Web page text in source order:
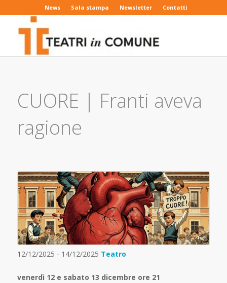
News Sala stampa Newsletter Contatti
CUORE | Franti aveva
ragione
12/12/2025 - 14/12/2025 Teatro
venerdì 12 e sabato 13 dicembre ore 21